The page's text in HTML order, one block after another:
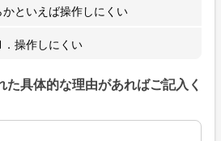
といえば操作しにくい
．操作しにくい
具体的な理由があればご記入く
た具体的な理由があればご記入くだ